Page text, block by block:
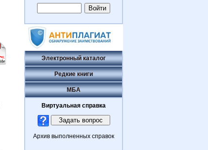
Электронный каталог
Редкие книги
МБА
Виртуальная справка
Архив выполненных справок